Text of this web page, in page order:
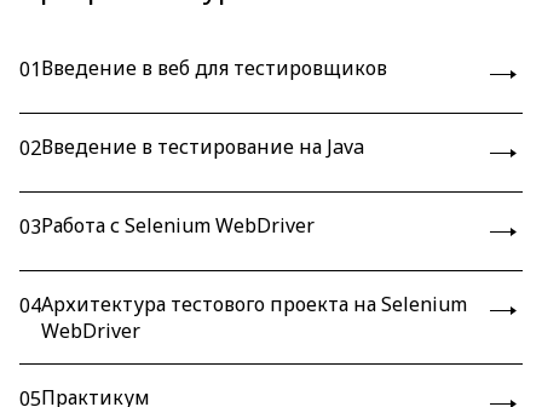
01Введение в веб для тестировщиков
02Введение в тестирование на Java
03Работа с Selenium WebDriver
04Архитектура тестового проекта на Selenium
WebDriver
05Практикум